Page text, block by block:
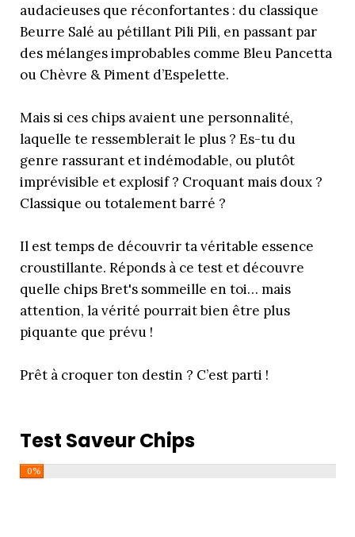
audacieuses que réconfortantes : du classique
Beurre Salé au pétillant Pili Pili, en passant par
des mélanges improbables comme Bleu Pancetta
ou Chèvre & Piment d’Espelette.
Mais si ces chips avaient une personnalité,
laquelle te ressemblerait le plus ? Es-tu du
genre rassurant et indémodable, ou plutôt
imprévisible et explosif ? Croquant mais doux ?
Classique ou totalement barré ?
Il est temps de découvrir ta véritable essence
croustillante. Réponds à ce test et découvre
quelle chips Bret's sommeille en toi… mais
attention, la vérité pourrait bien être plus
piquante que prévu !
Prêt à croquer ton destin ? C’est parti !
Test Saveur Chips
0%